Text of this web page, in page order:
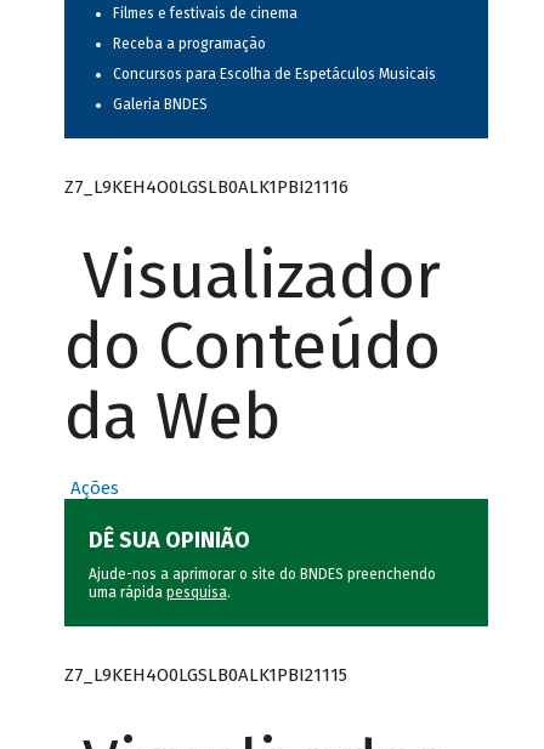
Filmes e festivais de cinema
Receba a programação
Concursos para Escolha de Espetáculos Musicais
Galeria BNDES
Z7_L9KEH4O0LGSLB0ALK1PBI21116
Visualizador
do Conteúdo
da Web
Ações
DÊ SUA OPINIÃO
Ajude-nos a aprimorar o site do BNDES preenchendo
uma rápida pesquisa.
Z7_L9KEH4O0LGSLB0ALK1PBI21115